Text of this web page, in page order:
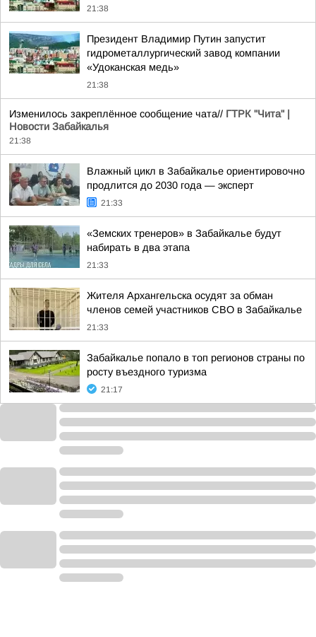
21:38
Президент Владимир Путин запустит
гидрометаллургический завод компании
«Удоканская медь»
21:38
Изменилось закреплённое сообщение чата// ГТРК "Чита" |
Новости Забайкалья
21:38
Влажный цикл в Забайкалье ориентировочно
продлится до 2030 года — эксперт
21:33
«Земских тренеров» в Забайкалье будут
набирать в два этапа
21:33
Жителя Архангельска осудят за обман
членов семей участников СВО в Забайкалье
21:33
Забайкалье попало в топ регионов страны по
росту въездного туризма
21:17